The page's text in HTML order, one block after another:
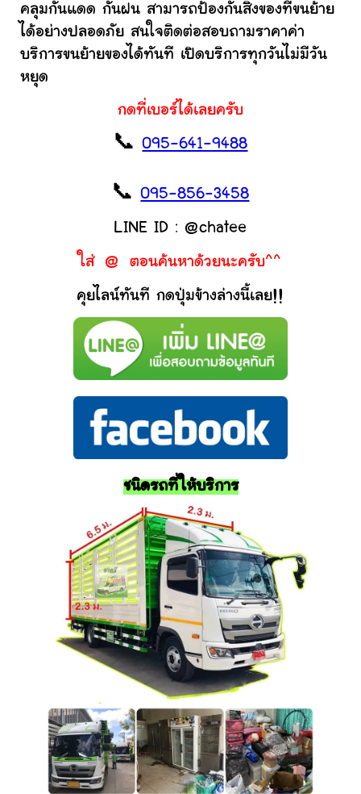
คลุมกันแดด กันฝน สามารถป้องกันสิ่งของที่ขนย้าย
ได้อย่างปลอดภัย สนใจติดต่อสอบถามราคาค่า
บริการขนย้ายของได้ทันที เปิดบริการทุกวันไม่มีวัน
หยุด
กดที่เบอร์ได้เลยครับ
📞095-641-9488
📞095-856-3458
LINE ID : @chatee
ใส่ @ ตอนค้นหาด้วยนะครับ^^
คุยไลน์ทันที กดปุ่มข้างล่างนี้เลย!!
ชนิดรถที่ให้บริการ